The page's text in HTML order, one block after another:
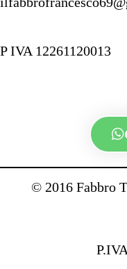
P IVA 12261120013
© 2016 Fabbro